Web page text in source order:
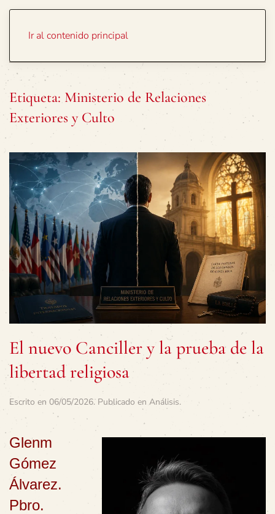
Ir al contenido principal
Etiqueta: Ministerio de Relaciones
Exteriores y Culto
El nuevo Canciller y la prueba de la
libertad religiosa
Escrito en 06/05/2026. Publicado en Análisis.
Glenm
Gómez
Álvarez.
Pbro.